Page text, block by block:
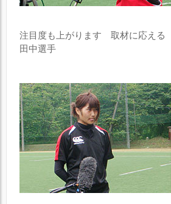
注目度も上がります 取材に応える
田中選手